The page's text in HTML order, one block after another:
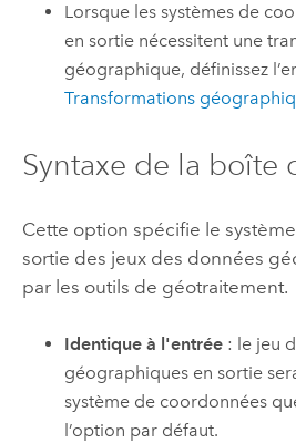
Lorsque les systèmes de
en sortie nécessitent une
géographique, définissez
Transformations
Syntaxe de la boîte
Cette option spécifie le
sortie des jeux des données
par les outils de géotraitement.
Identique à l'entrée : le jeu
géographiques en sortie
système de coordonnées
l’option par défaut.